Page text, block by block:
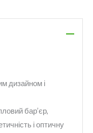
дизайном і
бар’єр,
і оптичну